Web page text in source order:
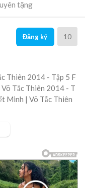
tặng
Đăng ký 10
Thiên 2014 - Tập 5 F
Tắc Thiên 2014 - T
Minh | Võ Tắc Thiên